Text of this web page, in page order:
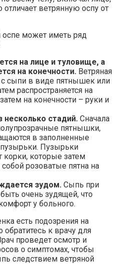
ветрянную оспу от
оспе может иметь ряд
на лице и туловище, а
на конечности. Ветряная
с сыпи в виде пятнышек или
распространяется на
на конечности – руки и
несколько стадий. Сначала
пятнышки,
в заполненные
Пузырьки
которые затем
розоватые пятна на
зудом. Сыпь при
очень зудящей, что
у больного.
есть подозрения на
обратитесь к врачу для
проведет осмотр и
о симптомах, чтобы
следствием ветряной